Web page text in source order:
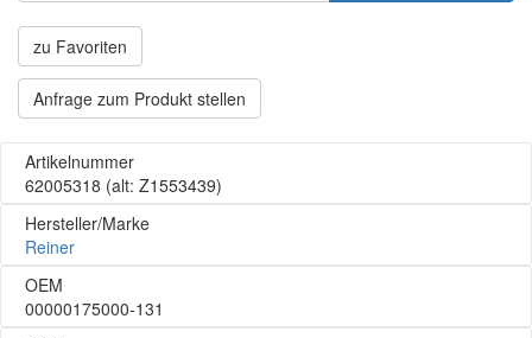
zu Favoriten
Anfrage zum Produkt stellen
Artikelnummer
62005318 (alt: Z1553439)
Hersteller/Marke
Reiner
OEM
00000175000-131